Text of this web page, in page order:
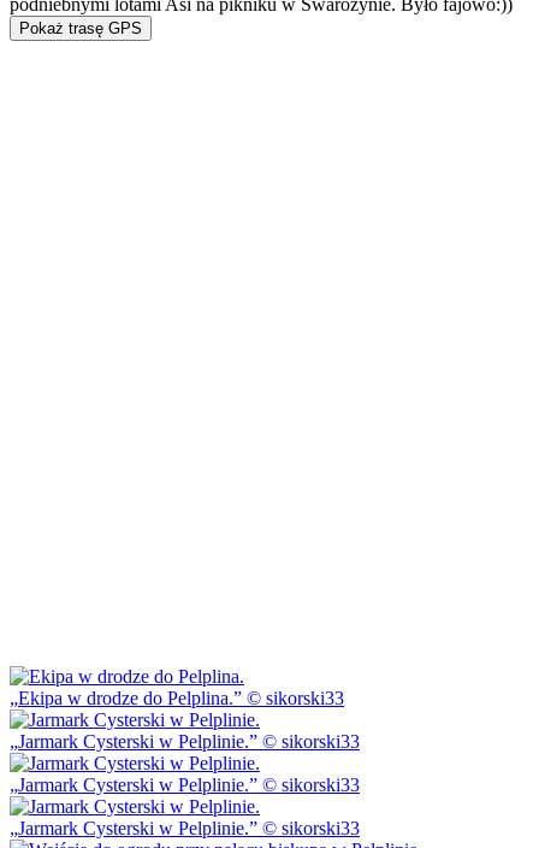
podniebnymi lotami Asi na pikniku w Swarożynie. Było fajowo:))
Pokaż trasę GPS
Ekipa w drodze do Pelplina. © sikorski33
Jarmark Cysterski w Pelplinie. © sikorski33
Jarmark Cysterski w Pelplinie. © sikorski33
Jarmark Cysterski w Pelplinie. © sikorski33